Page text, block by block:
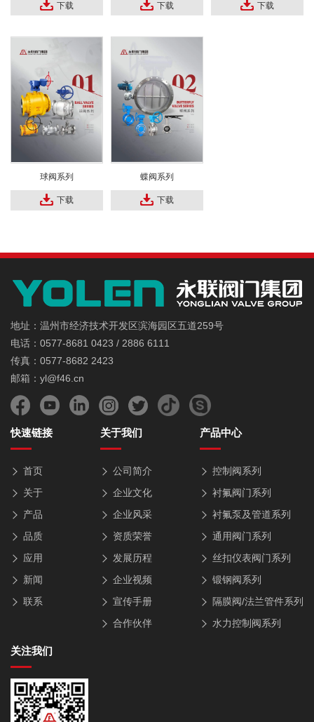
下载 下载 下载
球阀系列
下载
蝶阀系列
下载
地址：温州市经济技术开发区滨海园区五道259号
电话：0577-8681 0423 / 2886 6111
传真：0577-8682 2423
邮箱：yl@f46.cn
快速链接
首页
关于
产品
品质
应用
新闻
联系
关于我们
公司简介
企业文化
企业风采
资质荣誉
发展历程
企业视频
宣传手册
合作伙伴
产品中心
控制阀系列
衬氟阀门系列
衬氟泵及管道系列
通用阀门系列
丝扣仪表阀门系列
锻钢阀系列
隔膜阀/法兰管件系列
水力控制阀系列
关注我们